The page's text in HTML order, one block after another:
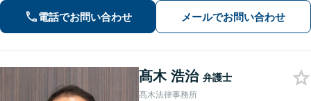
実績が豊富」「不動産：不動産を相続
すべきか、放棄すべきか冷静に判断で
きるようサポートいたします」【広島
駅４分】
電話でお問い合わせ メールでお問い合わせ
髙木 浩治 弁護士
髙木法律事務所